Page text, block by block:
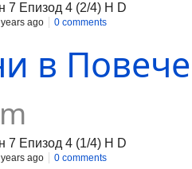
7 Епизод 4 (2/4) H D
ago 0 comments
в
7 Епизод 4 (1/4) H D
ago 0 comments